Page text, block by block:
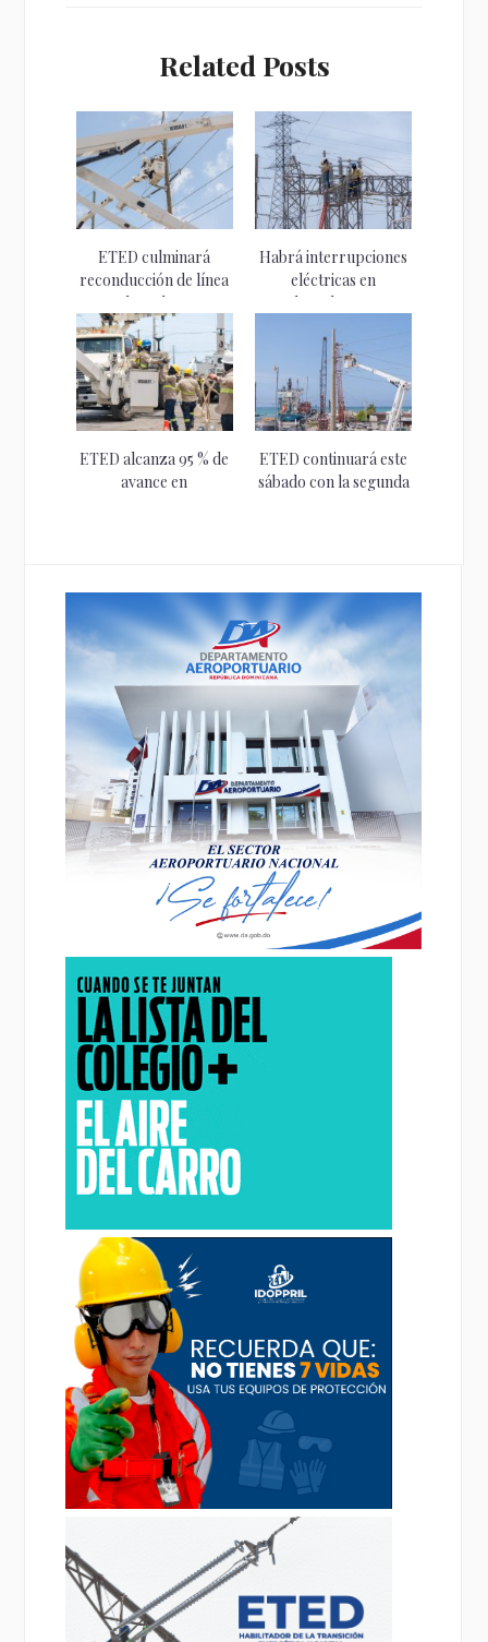
Related Posts
ETED culminará
reconducción de línea
de 69 kV...
Habrá interrupciones
eléctricas en
Pedernales. ETED
ejecutará apertura...
ETED alcanza 95 % de
avance en
ETED continuará este
sábado con la segunda